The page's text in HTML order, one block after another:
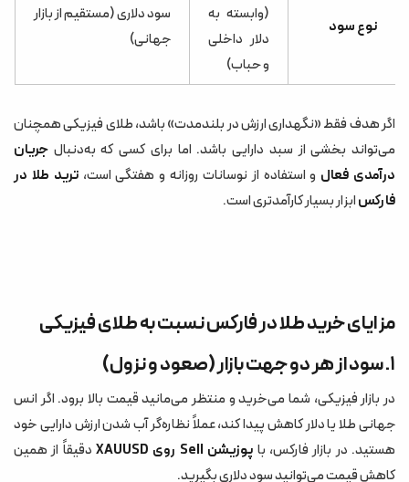
نوع سود
(وابسته به
دلار داخلی
و حباب)
سود دلاری (مستقیم از بازار
جهانی)
اگر هدف فقط «نگهداری ارزش در بلندمدت» باشد، طلای فیزیکی همچنان
می‌تواند بخشی از سبد دارایی باشد. اما برای کسی که به‌دنبال جریان
درآمدی فعال و استفاده از نوسانات روزانه و هفتگی است،ترید طلا در
فارکسابزار بسیار کارآمدتری است.
مزایای خرید طلا در فارکس نسبت به طلای فیزیکی
۱. سود از هر دو جهت بازار (صعود و نزول)
در بازار فیزیکی، شما می‌خرید و منتظر می‌مانید قیمت بالا برود. اگر انس
جهانی طلا یا دلار کاهش پیدا کند، عملاً نظاره‌گر آب شدن ارزش دارایی خود
هستید. در بازار فارکس، با پوزیشن Sell روی XAUUSD
دقیقاً از همین
کاهش قیمت می‌توانید سود دلاری بگیرید.